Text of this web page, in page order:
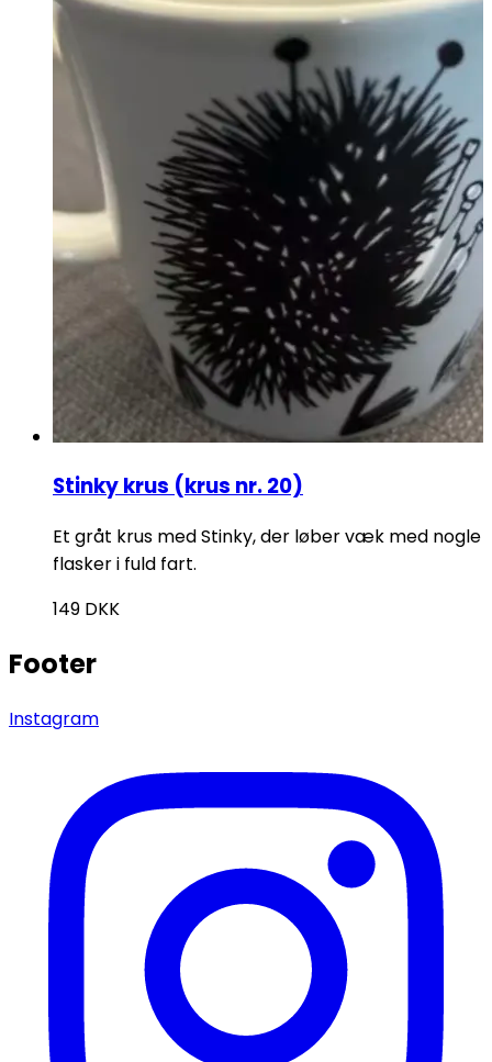
Stinky krus (krus nr. 20)
Et gråt krus med Stinky, der løber væk med nogle
flasker i fuld fart.
149 DKK
Footer
Instagram